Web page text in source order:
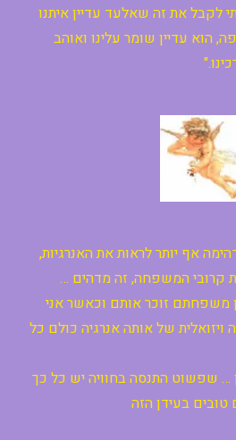
לקבל את זה שאלעד עדיין איתנו
הוא עדיין שומר עלינו ואוהב
אף יותר לראות את האנרגיות,
קרובי המשפחה, זה מדהים …
משפחתם זוכר אותם וכאשר אני
של אותה אנרגיה כולם כל
… שפשוט התנסה בחוויה יש כל כך
בעידן הזה